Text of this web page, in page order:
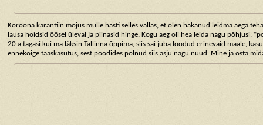
Koroona karantiin mõjus mulle hästi selles vallas, et olen hakanud leidma aega
lausa hoidsid öösel üleval ja piinasid hinge. Kogu aeg oli hea leida nagu põhjusi,
20 a tagasi kui ma läksin Tallinna õppima, siis sai juba loodud erinevaid maale,
ennekõige taaskasutus, sest poodides polnud siis asju nagu nüüd. Mine ja osta